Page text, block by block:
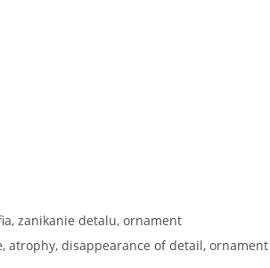
zanikanie detalu, ornament
disappearance of detail, ornament